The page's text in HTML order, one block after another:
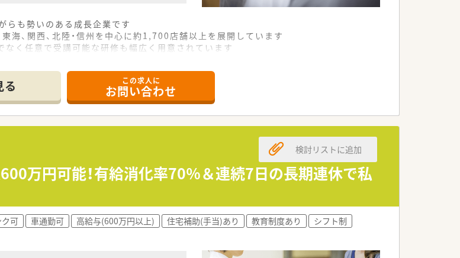
らも勢いのある成長企業です
海、関西、北陸・信州を中心に約1,700店舗以上を展開しています
く任意で受講可能な研修も幅広く用意されています
務）どちらかの働き方を選択できます
設店舗」「敷地内薬局」「訪問調剤特化型店舗」など様々な店舗を運営しています
型店舗」を50店舗以上、無菌調剤室は業界最多の51店舗設置しています
2023（大規模法人部門）認定」等を取得し一人ひとりが働きやすい環境が整備されて
支援制度等があるのも特徴です
る この求人に
お問い合わせ
万円可能！有給消化率70％＆連続7日の長期連休で私
検討リストに追加
可 車通勤可 高給与(600万円以上) 住宅補助(手当)あり 教育制度あり
シフト制